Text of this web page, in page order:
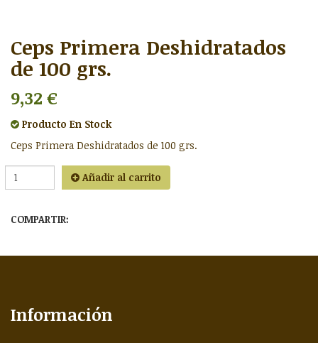
Ceps Primera Deshidratados
de 100 grs.
9,32 €
Producto En Stock
Ceps Primera Deshidratados de 100 grs.
Añadir al carrito
COMPARTIR:
Información